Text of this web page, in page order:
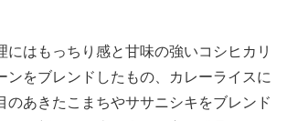
にはもっちり感と甘味の強いコシヒカリ
ンをブレンドしたもの、カレーライスに
のあきたこまちやササニシキをブレンド